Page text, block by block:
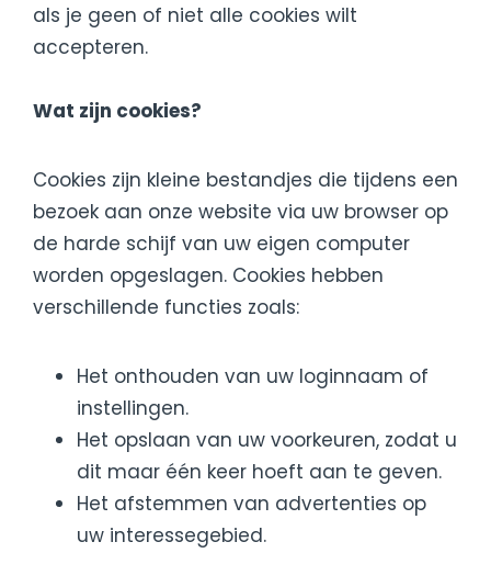
als je geen of niet alle cookies wilt
accepteren.
Wat zijn cookies?
Cookies zijn kleine bestandjes die tijdens een
bezoek aan onze website via uw browser op
de harde schijf van uw eigen computer
worden opgeslagen. Cookies hebben
verschillende functies zoals:
Het onthouden van uw loginnaam of
instellingen.
Het opslaan van uw voorkeuren, zodat u
dit maar één keer hoeft aan te geven.
Het afstemmen van advertenties op
uw interessegebied.